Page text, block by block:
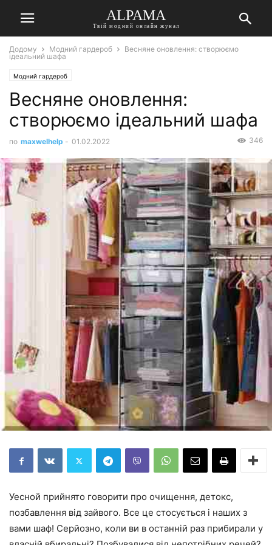
ALPAMA
Твій модний онлайн жунал
Додому Модний гардероб
Весняне оновлення: створюємо
ідеальний шафа
Модний гардероб
Весняне оновлення:
створюємо ідеальний шафа
по maxwelhelp - 01.02.2022 346
Уесной прийнято говорити про очищення, детокс,
позбавлення від зайвого. Все це стосується і наших з
вами шаф! Серйозно, коли ви в останній раз прибирали у